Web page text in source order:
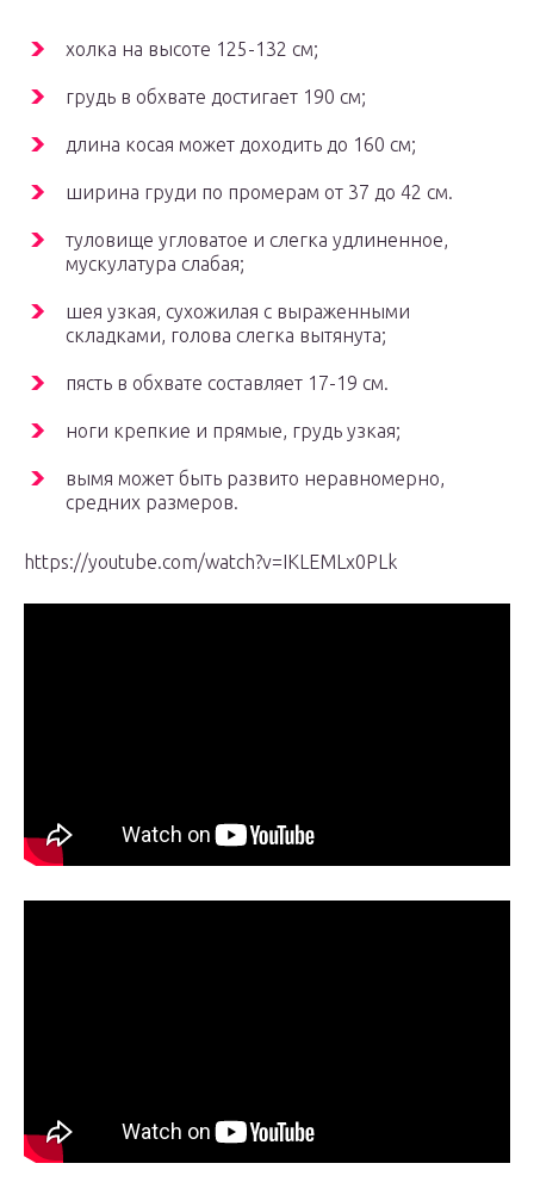
холка на высоте 125-132 см;
грудь в обхвате достигает 190 см;
длина косая может доходить до 160 см;
ширина груди по промерам от 37 до 42 см.
туловище угловатое и слегка удлиненное,
мускулатура слабая;
шея узкая, сухожилая с выраженными
складками, голова слегка вытянута;
пясть в обхвате составляет 17-19 см.
ноги крепкие и прямые, грудь узкая;
вымя может быть развито неравномерно,
средних размеров.
https://youtube.com/watch?v=IKLEMLx0PLk